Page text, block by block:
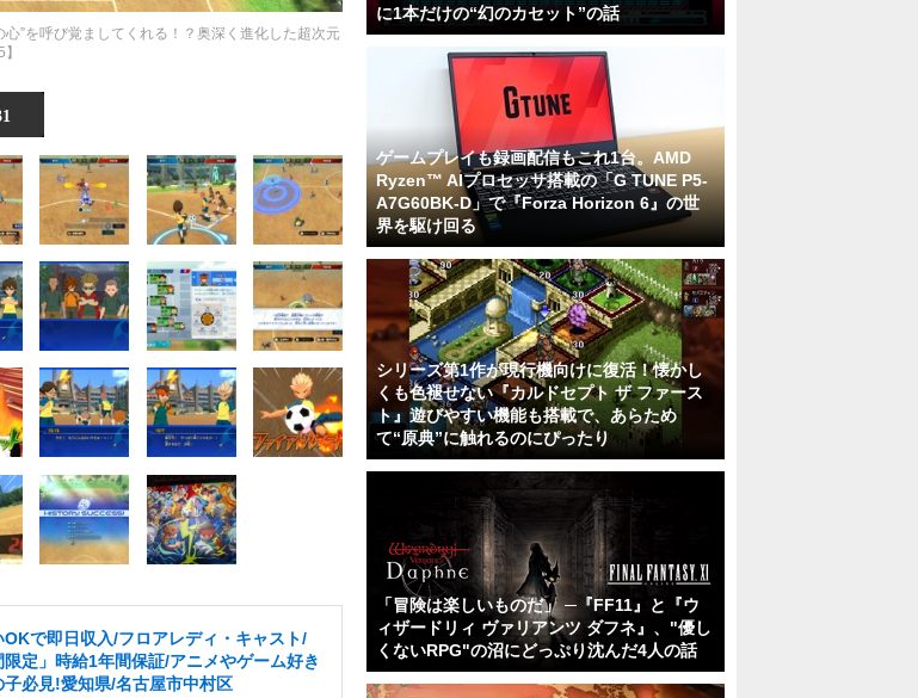
”を呼び覚ましてくれる！？奥深く進化した超次元
OKで即日収入/フロアレディ・キャスト/
限定」時給1年間保証/アニメやゲーム好き
子必見!愛知県/名古屋市中村区
に1本だけの“幻のカセット”の話
ゲームプレイも録画配信もこれ1台。AMD
Ryzen™ AIプロセッサ搭載の「G TUNE P5-
A7G60BK-D」で『Forza Horizon 6』の世
界を駆け回る
シリーズ第1作が現行機向けに復活！懐かし
くも色褪せない『カルドセプト ザ ファース
ト』遊びやすい機能も搭載で、あらため
て“原典”に触れるのにぴったり
「冒険は楽しいものだ」 ─『FF11』と『ウ
ィザードリィ ヴァリアンツ ダフネ』、"優し
くないRPG"の沼にどっぷり沈んだ4人の話